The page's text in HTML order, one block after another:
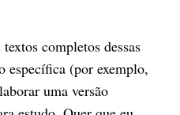
completos dessas
específica (por exemplo,
uma versão